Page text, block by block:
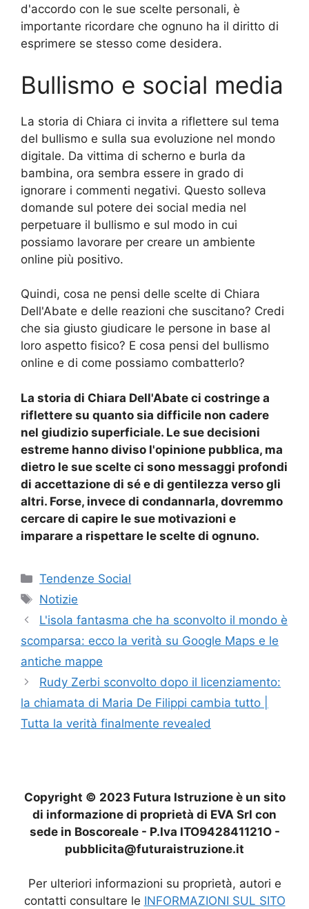
d'accordo con le sue scelte personali, è
importante ricordare che ognuno ha il diritto di
esprimere se stesso come desidera.
Bullismo e social media
La storia di Chiara ci invita a riflettere sul tema
del bullismo e sulla sua evoluzione nel mondo
digitale. Da vittima di scherno e burla da
bambina, ora sembra essere in grado di
ignorare i commenti negativi. Questo solleva
domande sul potere dei social media nel
perpetuare il bullismo e sul modo in cui
possiamo lavorare per creare un ambiente
online più positivo.
Quindi, cosa ne pensi delle scelte di Chiara
Dell'Abate e delle reazioni che suscitano? Credi
che sia giusto giudicare le persone in base al
loro aspetto fisico? E cosa pensi del bullismo
online e di come possiamo combatterlo?
La storia di Chiara Dell'Abate ci costringe a
riflettere su quanto sia difficile non cadere
nel giudizio superficiale. Le sue decisioni
estreme hanno diviso l'opinione pubblica, ma
dietro le sue scelte ci sono messaggi profondi
di accettazione di sé e di gentilezza verso gli
altri. Forse, invece di condannarla, dovremmo
cercare di capire le sue motivazioni e
imparare a rispettare le scelte di ognuno.
Categorie
Tendenze Social
Tag
Notizie
L'isola fantasma che ha sconvolto il mondo è
scomparsa: ecco la verità su Google Maps e le
antiche mappe
Rudy Zerbi sconvolto dopo il licenziamento:
la chiamata di Maria De Filippi cambia tutto |
Tutta la verità finalmente revealed
Copyright © 2023 Futura Istruzione è un sito
di informazione di proprietà di EVA Srl con
sede in Boscoreale - P.Iva ITO942841121O -
pubblicita@futuraistruzione.it
Per ulteriori informazioni su proprietà, autori e
contatti consultare le INFORMAZIONI SUL SITO